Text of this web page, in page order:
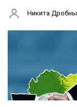
Никита Дробны